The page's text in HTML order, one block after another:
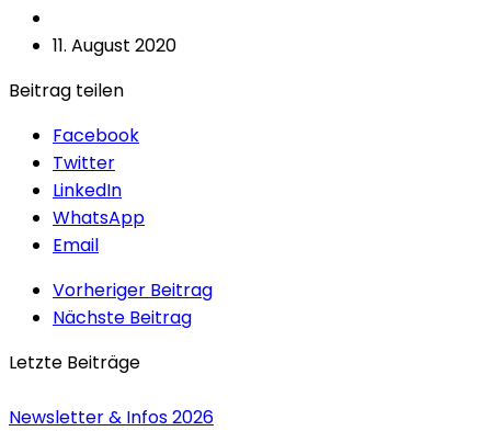
11. August 2020
Beitrag teilen
Facebook
Twitter
LinkedIn
WhatsApp
Email
Vorheriger Beitrag
Nächste Beitrag
Letzte Beiträge
Newsletter & Infos 2026